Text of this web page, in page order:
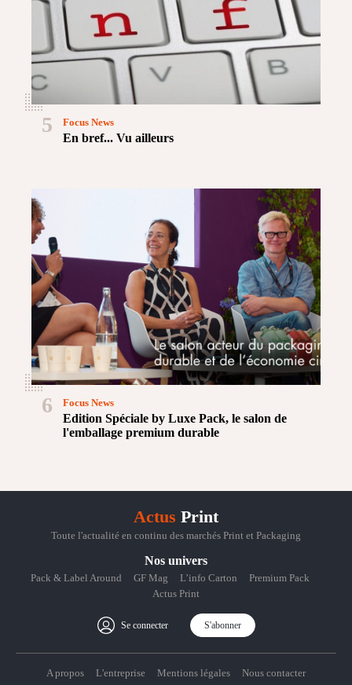
5
En bref... Vu ailleurs
Focus News
6
Edition Spéciale by Luxe Pack, le salon de
l'emballage premium durable
Focus News
Actus Print
Toute l'actualité en continu des marchés Print et Packaging
Nos univers
Pack & Label Around GF Mag L’info Carton
Premium Pack
Actus Print
Se connecter S'abonner
A propos L'entreprise Mentions légales Nous contacter